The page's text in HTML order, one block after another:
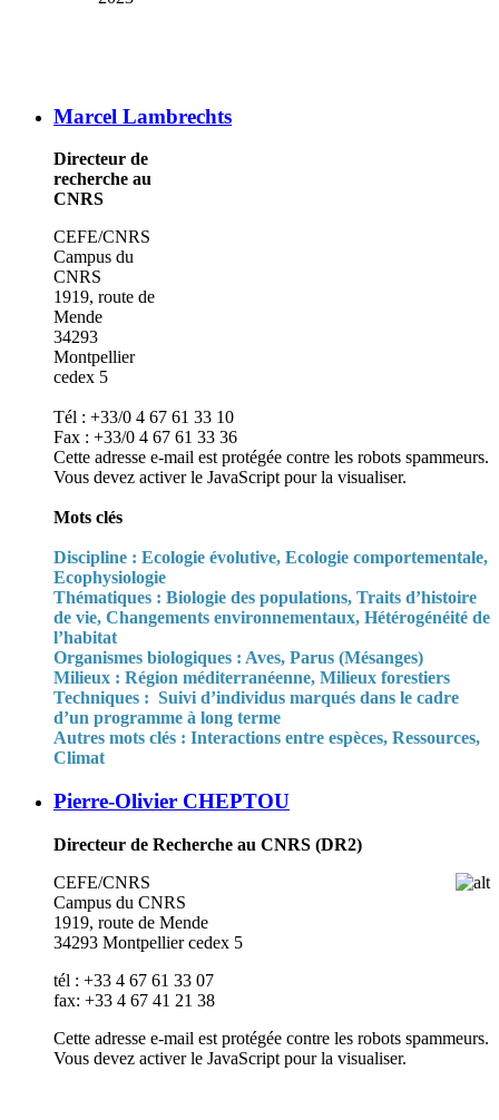
Marcel Lambrechts
Directeur de
recherche au
CNRS
CEFE/CNRS
Campus du
CNRS
1919, route de
Mende
34293
Montpellier
cedex 5
Tél : +33/0 4 67 61 33 10
Fax : +33/0 4 67 61 33 36
Cette adresse e-mail est protégée contre les robots spammeurs.
Vous devez activer le JavaScript pour la visualiser.
Mots clés
Discipline : Ecologie évolutive, Ecologie comportementale,
Ecophysiologie
Thématiques : Biologie des populations, Traits d’histoire
de vie, Changements environnementaux, Hétérogénéité de
l’habitat
Organismes biologiques : Aves, Parus (Mésanges)
Milieux : Région méditerranéenne, Milieux forestiers
Techniques : Suivi d’individus marqués dans le cadre
d’un programme à long terme
Autres mots clés : Interactions entre espèces, Ressources,
Climat
Pierre-Olivier CHEPTOU
Directeur de Recherche au CNRS (DR2)
CEFE/CNRS
Campus du CNRS
1919, route de Mende
34293 Montpellier cedex 5
tél : +33 4 67 61 33 07
fax: +33 4 67 41 21 38
Cette adresse e-mail est protégée contre les robots spammeurs.
Vous devez activer le JavaScript pour la visualiser.